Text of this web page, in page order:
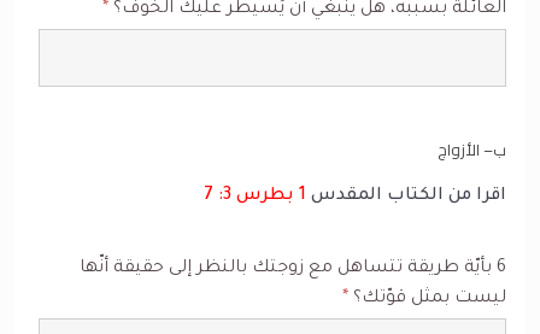
العائلة بسببه، هل ينبغي أن يُسيطر عليك الخوف؟ *
ب– الأزواج
اقرا من الكتاب المقدس 1 بطرس 3: 7
6 بأيّة طريقة تتساهل مع زوجتك بالنظر إلى حقيقة أنّها
ليست بمثل قوّتك؟ *